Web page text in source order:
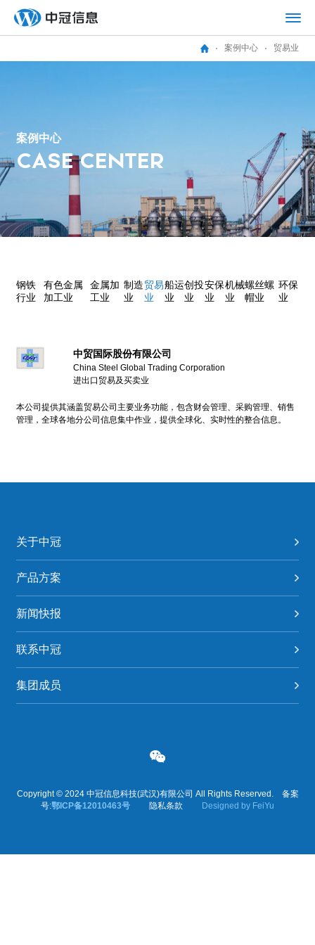
案例中心 贸易业
案例 中心
CASE CENTER
钢铁
行业
有色金属
加工业
金属加
工业
制造
业
贸易
业
船运
业
创投
业
安保
业
机械
业
螺丝螺
帽业
环保
业
中贸国际股份有限公司
China Steel Global Trading Corporation
进出口贸易及买卖业
本公司提供其涵盖贸易公司主要业务功能，包含财会管理、采购管理、销售
管理，全球各地分公司信息集中作业，提供全球化、实时性的整合信息。
关于中冠
产品方案
新闻快报
联系中冠
集团成员
Copyright © 2024 中冠信息科技(武汉)有限公司 All Rights Reserved. 备案
号:鄂ICP备12010463号 隐私条款 Designed by FeiYu